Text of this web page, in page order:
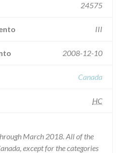
24575
III
2008-12-10
Canada
HC
March 2018. All of the
except for the categories